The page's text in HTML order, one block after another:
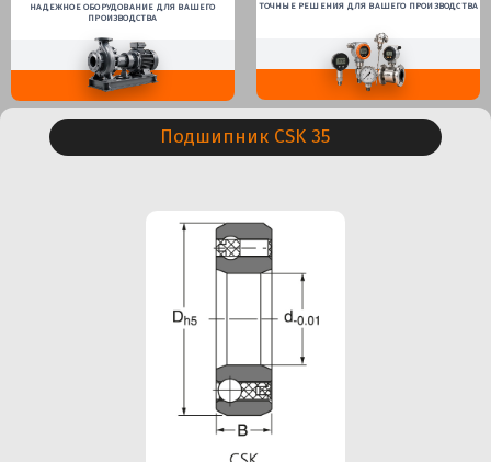
НАДЕЖНОЕ ОБОРУДОВАНИЕ ДЛЯ ВАШЕГО
ПРОИЗВОДСТВА
ТОЧНЫЕ РЕШЕНИЯ ДЛЯ ВАШЕГО ПРОИЗВОДСТВА
Подшипник CSK 35